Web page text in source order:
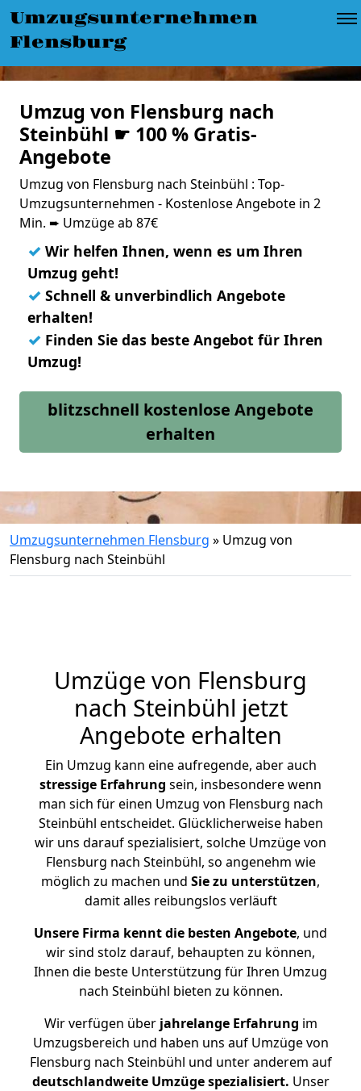
Umzugsunternehmen
Flensburg
Umzug von Flensburg nach
Steinbühl ☛ 100 % Gratis-
Angebote
Umzug von Flensburg nach Steinbühl : Top-
Umzugsunternehmen - Kostenlose Angebote in 2
Min. ➨ Umzüge ab 87€
✓ Wir helfen Ihnen, wenn es um Ihren
Umzug geht!
✓ Schnell & unverbindlich Angebote
erhalten!
✓ Finden Sie das beste Angebot für Ihren
Umzug!
blitzschnell kostenlose Angebote
erhalten
Umzugsunternehmen Flensburg » Umzug von
Flensburg nach Steinbühl
Umzüge von Flensburg
nach Steinbühl jetzt
Angebote erhalten
Ein Umzug kann eine aufregende, aber auch
stressige Erfahrung sein, insbesondere wenn
man sich für einen Umzug von Flensburg nach
Steinbühl entscheidet. Glücklicherweise haben
wir uns darauf spezialisiert, solche Umzüge von
Flensburg nach Steinbühl, so angenehm wie
möglich zu machen und Sie zu unterstützen,
damit alles reibungslos verläuft
Unsere Firma kennt die besten Angebote, und
wir sind stolz darauf, behaupten zu können,
Ihnen die beste Unterstützung für Ihren Umzug
nach Steinbühl bieten zu können.
Wir verfügen überjahrelange Erfahrung im
Umzugsbereich und haben uns auf Umzüge von
Flensburg nach Steinbühl und unter anderem auf
deutschlandweite Umzüge spezialisiert. Unser